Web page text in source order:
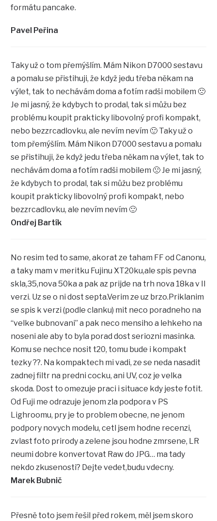
formátu pancake.
Pavel Peřina
Taky už o tom přemýšlím. Mám Nikon D7000 sestavu
a pomalu se přistihuji, že když jedu třeba někam na
výlet, tak to nechávám doma a fotím radši mobilem 🙁
Je mi jasný, že kdybych to prodal, tak si můžu bez
problému koupit prakticky libovolný profi kompakt,
nebo bezzrcadlovku, ale nevím nevím 🙂 Taky už o
tom přemýšlím. Mám Nikon D7000 sestavu a pomalu
se přistihuji, že když jedu třeba někam na výlet, tak to
nechávám doma a fotím radši mobilem 🙁 Je mi jasný,
že kdybych to prodal, tak si můžu bez problému
koupit prakticky libovolný profi kompakt, nebo
bezzrcadlovku, ale nevím nevím 🙂
Ondřej Bartík
No resim ted to same, akorat ze taham FF od Canonu,
a taky mam v meritku Fujinu XT20ku,ale spis pevna
skla,35,nova 50ka a pak az prijde na trh nova 18ka v II
verzi. Uz se o ni dost septa.Verim ze uz brzo.Priklanim
se spis k verzi (podle clanku) mit neco poradneho na
“velke bubnovani” a pak neco mensiho a lehkeho na
noseni ale aby to byla porad dost seriozni masinka.
Komu se nechce nosit t20, tomu bude i kompakt
tezky ??. Na kompaktech mi vadi, ze se neda nasadit
zadnej filtr na predni cocku, ani UV, coz je velka
skoda. Dost to omezuje praci i situace kdy jeste fotit.
Od Fuji me odrazuje jenom zla podpora v PS
Lighroomu, pry je to problem obecne, ne jenom
podpory novych modelu, cetl jsem hodne recenzi,
zvlast foto prirody a zelene jsou hodne zmrsene, LR
neumi dobre konvertovat Raw do JPG… ma tady
nekdo zkusenosti? Dejte vedet,budu vdecny.
Marek Bubnič
Přesně toto jsem řešil před rokem, měl jsem skoro